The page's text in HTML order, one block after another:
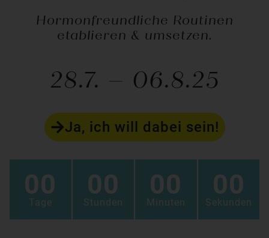
Hormonfreundliche Routinen
etablieren & umsetzen.
28.7. – 06.8.25
Ja, ich will dabei sein!
00
Tage
00
Stunden
00
Minuten
00
Sekunden